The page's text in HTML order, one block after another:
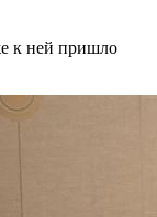
к ней пришло